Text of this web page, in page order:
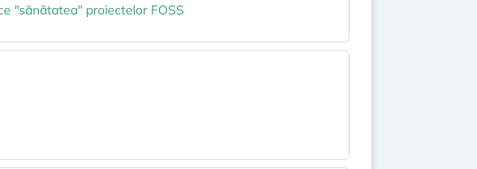
"sănătatea" proiectelor FOSS